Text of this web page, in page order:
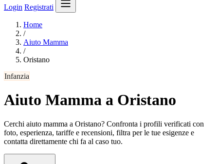
Login Registrati
Home
/
Aiuto Mamma
/
Oristano
Infanzia
Aiuto Mamma a Oristano
Cerchi aiuto mamma a Oristano? Confronta i profili verificati con
foto, esperienza, tariffe e recensioni, filtra per le tue esigenze e
contatta direttamente chi fa al caso tuo.